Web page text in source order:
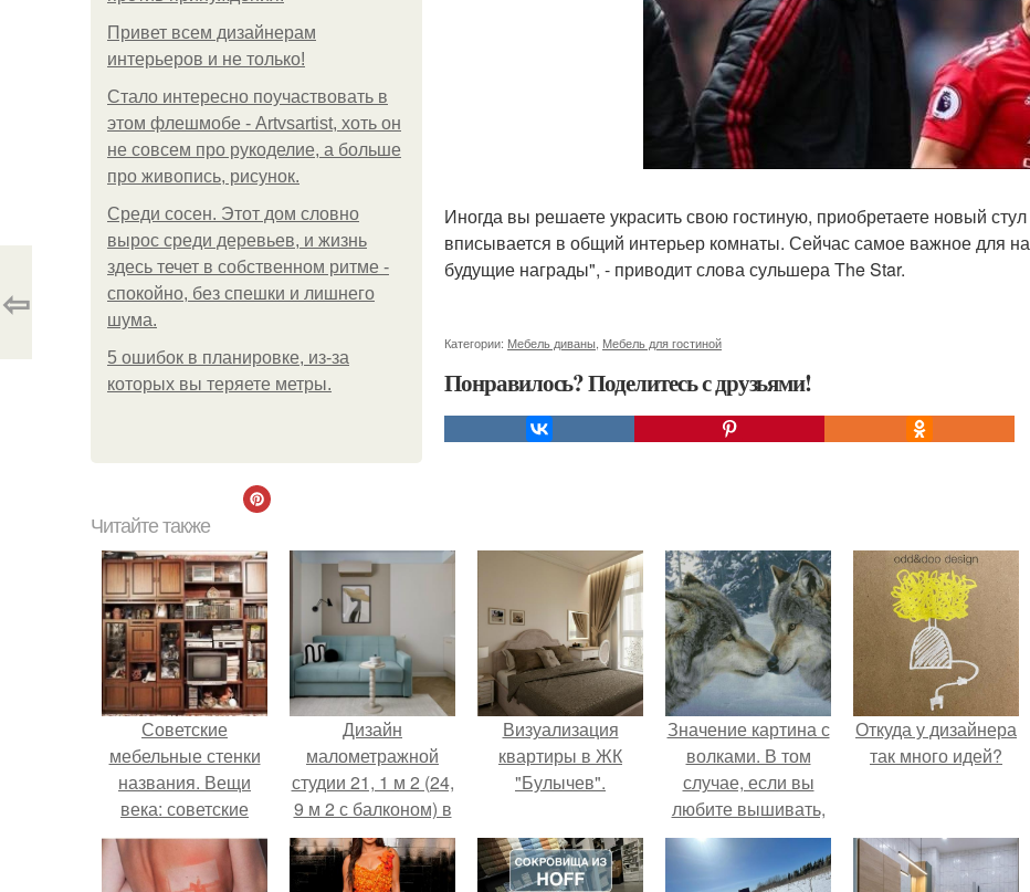
Привет всем дизайнерам
интерьеров и не только!
Стало интересно поучаствовать в
этом флешмобе - Artvsartist, хоть он
не совсем про рукоделие, а больше
про живопись, рисунок.
Среди сосен. Этот дом словно
вырос среди деревьев, и жизнь
здесь течет в собственном ритме -
спокойно, без спешки и лишнего
шума.
5 ошибок в планировке, из-за
которых вы теряете метры.
Иногда вы решаете украсить свою гостиную, приобретаете новый
вписывается в общий интерьер комнаты. Сейчас самое важное для
будущие награды", - приводит слова сульшера The Star.
Категории: Мебель диваны Мебель для гостиной
Понравилось? Поделитесь с друзьями!
⇦
Читайте также
Советские
мебельные стенки
названия. Вещи
века: советские
стенки 80-х.
Дизайн
малометражной
студии 21, 1 м 2 (24,
9 м 2 с балконом) в
Краснодаре.
Визуализация
квартиры в ЖК
"Булычев".
Значение картина с
волками. В том
случае, если вы
любите вышивать,
то наверняка
задумывались о
Откуда у дизайнера
так много идей?